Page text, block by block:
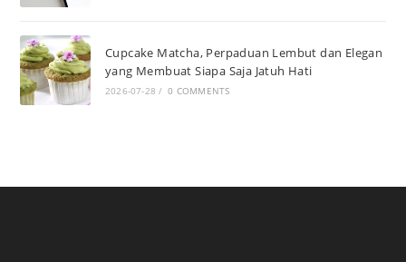
Cupcake Matcha, Perpaduan Lembut dan Elegan
yang Membuat Siapa Saja Jatuh Hati
2026-07-28 / 0 COMMENTS